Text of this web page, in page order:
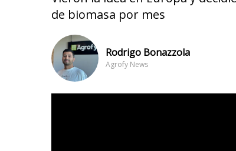
de biomasa por mes
Rodrigo Bonazzola
Agrofy News